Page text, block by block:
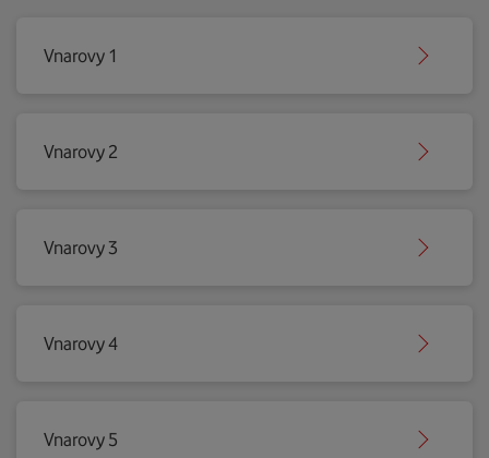
Vnarovy 1
Vnarovy 2
Vnarovy 3
Vnarovy 4
Vnarovy 5